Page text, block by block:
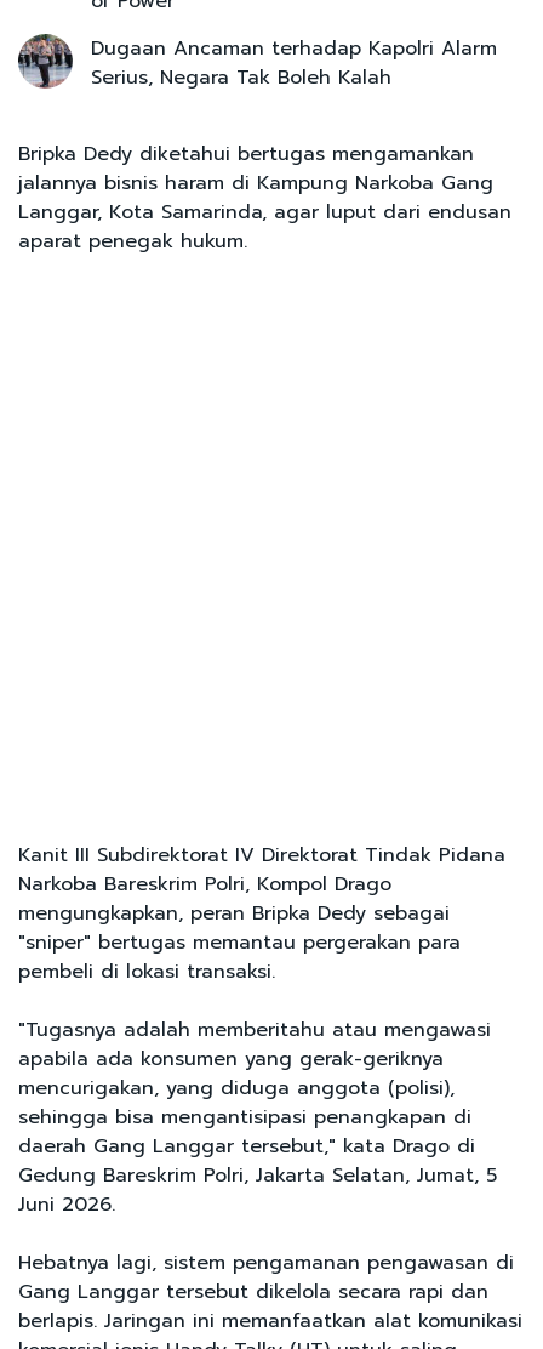
Dugaan Ancaman terhadap Kapolri Alarm
Serius, Negara Tak Boleh Kalah
Bripka Dedy diketahui bertugas mengamankan
jalannya bisnis haram di Kampung Narkoba Gang
Langgar, Kota Samarinda, agar luput dari endusan
aparat penegak hukum.
Kanit III Subdirektorat IV Direktorat Tindak Pidana
Narkoba Bareskrim Polri, Kompol Drago
mengungkapkan, peran Bripka Dedy sebagai
"sniper" bertugas memantau pergerakan para
pembeli di lokasi transaksi.
"Tugasnya adalah memberitahu atau mengawasi
apabila ada konsumen yang gerak-geriknya
mencurigakan, yang diduga anggota (polisi),
sehingga bisa mengantisipasi penangkapan di
daerah Gang Langgar tersebut," kata Drago di
Gedung Bareskrim Polri, Jakarta Selatan, Jumat, 5
Juni 2026.
Hebatnya lagi, sistem pengamanan pengawasan di
Gang Langgar tersebut dikelola secara rapi dan
berlapis. Jaringan ini memanfaatkan alat komunikasi